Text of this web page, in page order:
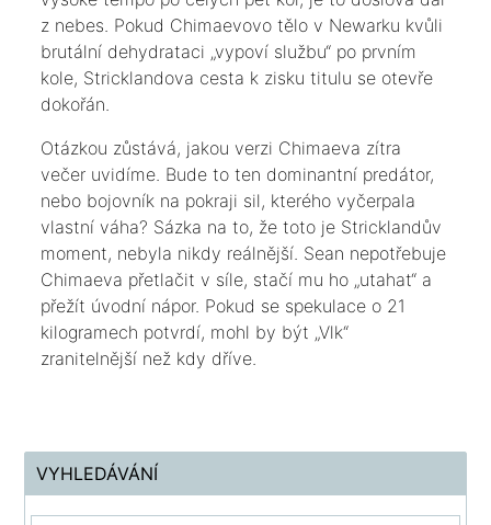
z nebes. Pokud Chimaevovo tělo v Newarku kvůli
brutální dehydrataci „vypoví službu“ po prvním
kole, Stricklandova cesta k zisku titulu se otevře
dokořán.
​Otázkou zůstává, jakou verzi Chimaeva zítra
večer uvidíme. Bude to ten dominantní predátor,
nebo bojovník na pokraji sil, kterého vyčerpala
vlastní váha? Sázka na to, že toto je Stricklandův
moment, nebyla nikdy reálnější. Sean nepotřebuje
Chimaeva přetlačit v síle, stačí mu ho „utahat“ a
přežít úvodní nápor. Pokud se spekulace o 21
kilogramech potvrdí, mohl by být „Vlk“
zranitelnější než kdy dříve.
VYHLEDÁVÁNÍ